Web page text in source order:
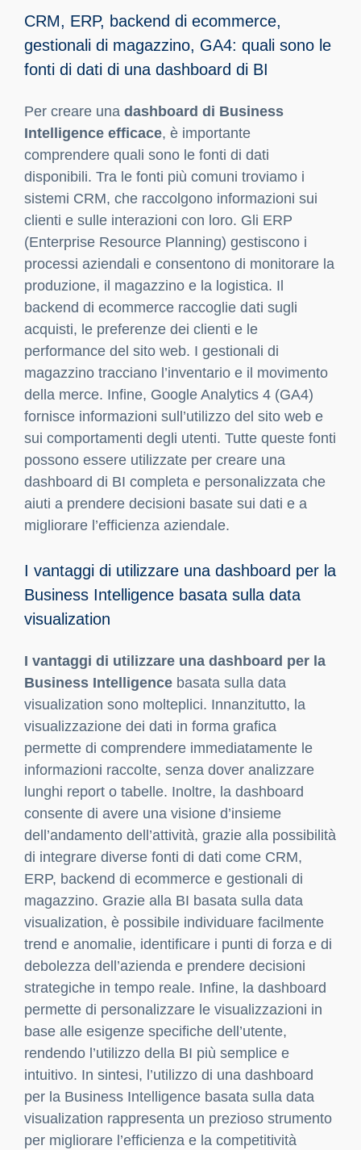
CRM, ERP, backend di ecommerce,
gestionali di magazzino, GA4: quali sono le
fonti di dati di una dashboard di BI
Per creare una dashboard di Business
Intelligence efficace, è importante
comprendere quali sono le fonti di dati
disponibili. Tra le fonti più comuni troviamo i
sistemi CRM, che raccolgono informazioni sui
clienti e sulle interazioni con loro. Gli ERP
(Enterprise Resource Planning) gestiscono i
processi aziendali e consentono di monitorare la
produzione, il magazzino e la logistica. Il
backend di ecommerce raccoglie dati sugli
acquisti, le preferenze dei clienti e le
performance del sito web. I gestionali di
magazzino tracciano l’inventario e il movimento
della merce. Infine, Google Analytics 4 (GA4)
fornisce informazioni sull’utilizzo del sito web e
sui comportamenti degli utenti. Tutte queste fonti
possono essere utilizzate per creare una
dashboard di BI completa e personalizzata che
aiuti a prendere decisioni basate sui dati e a
migliorare l’efficienza aziendale.
I vantaggi di utilizzare una dashboard per la
Business Intelligence basata sulla data
visualization
I vantaggi di utilizzare una dashboard per la
Business Intelligence basata sulla data
visualization sono molteplici. Innanzitutto, la
visualizzazione dei dati in forma grafica
permette di comprendere immediatamente le
informazioni raccolte, senza dover analizzare
lunghi report o tabelle. Inoltre, la dashboard
consente di avere una visione d’insieme
dell’andamento dell’attività, grazie alla possibilità
di integrare diverse fonti di dati come CRM,
ERP, backend di ecommerce e gestionali di
magazzino. Grazie alla BI basata sulla data
visualization, è possibile individuare facilmente
trend e anomalie, identificare i punti di forza e di
debolezza dell’azienda e prendere decisioni
strategiche in tempo reale. Infine, la dashboard
permette di personalizzare le visualizzazioni in
base alle esigenze specifiche dell’utente,
rendendo l’utilizzo della BI più semplice e
intuitivo. In sintesi, l’utilizzo di una dashboard
per la Business Intelligence basata sulla data
visualization rappresenta un prezioso strumento
per migliorare l’efficienza e la competitività